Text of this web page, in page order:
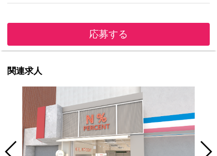
応募する
関連求人